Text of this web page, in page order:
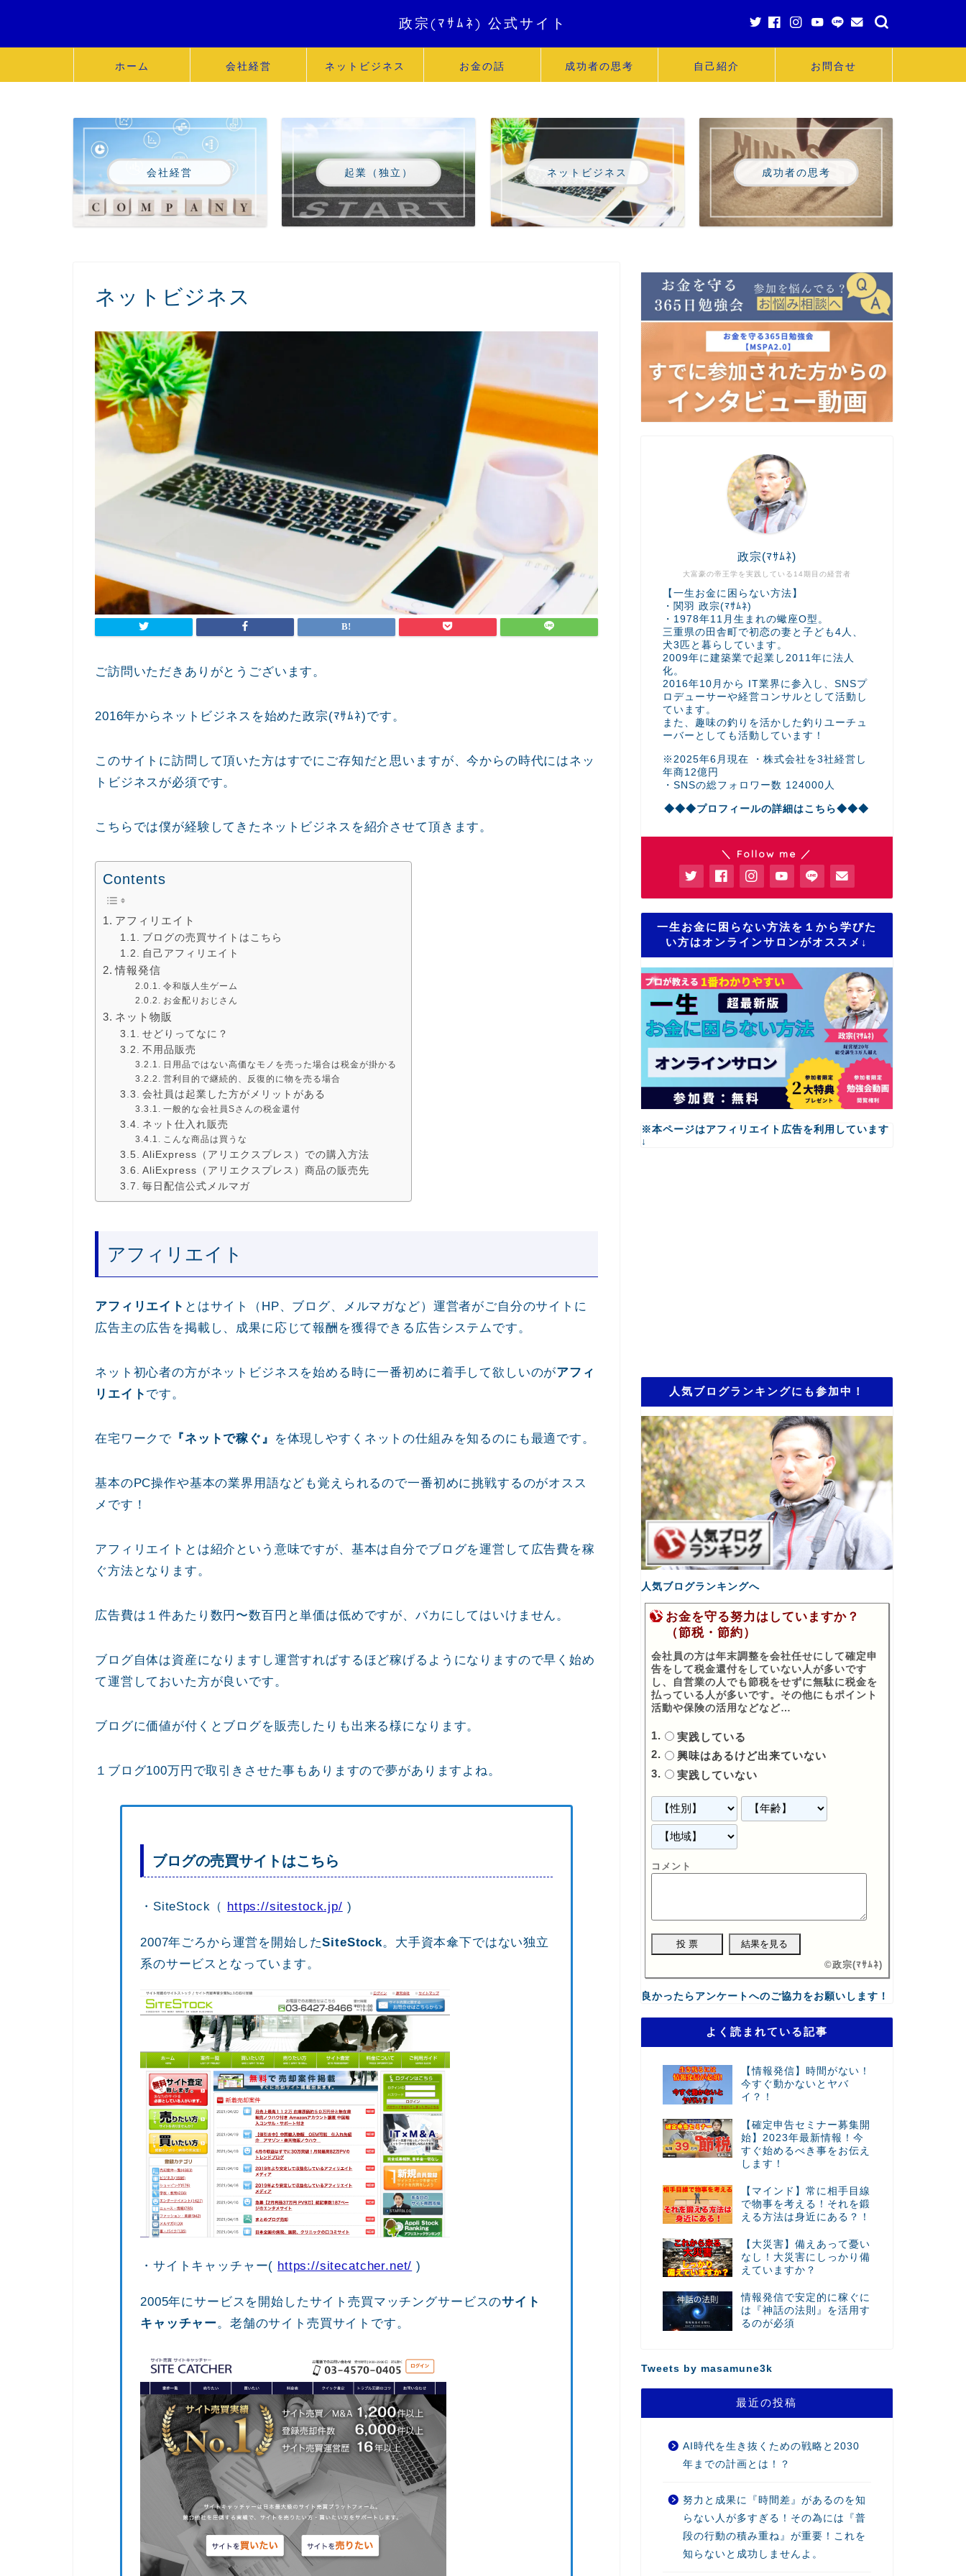
政宗(ﾏｻﾑﾈ) 公式サイト
ホーム 会社経営 ネットビジネス お金の話 成功者の思考 自己紹介 お問合せ
会社経営 起業（独立） ネットビジネス 成功者の思考
ネットビジネス
ご訪問いただきありがとうございます。
2016年からネットビジネスを始めた政宗(ﾏｻﾑﾈ)です。
このサイトに訪問して頂いた方はすでにご存知だと思いますが、今からの時代にはネッ
トビジネスが必須です。
こちらでは僕が経験してきたネットビジネスを紹介させて頂きます。
Contents
アフィリエイト
ブログの売買サイトはこちら
自己アフィリエイト
情報発信
令和版人生ゲーム
お金配りおじさん
ネット物販
せどりってなに？
不用品販売
日用品ではない高価なモノを売った場合は税金が掛かる
営利目的で継続的、反復的に物を売る場合
会社員は起業した方がメリットがある
一般的な会社員Sさんの税金還付
ネット仕入れ販売
こんな商品は買うな
AliExpress（アリエクスプレス）での購入方法
AliExpress（アリエクスプレス）商品の販売先
毎日配信公式メルマガ
アフィリエイト
アフィリエイト とはサイト（HP、ブログ、メルマガなど）運営者がご自分のサイトに
広告主の広告を掲載し、成果に応じて報酬を獲得できる広告システムです。
ネット初心者の方がネットビジネスを始める時に一番初めに着手して欲しいのがアフィ
リエイト です。
在宅ワークで 『ネットで稼ぐ』 を体現しやすくネットの仕組みを知るのにも最適です。
基本のPC操作や基本の業界用語なども覚えられるので一番初めに挑戦するのがオスス
メです！
アフィリエイトとは紹介という意味ですが、基本は自分でブログを運営して広告費を稼
ぐ方法となります。
広告費は１件あたり数円〜数百円と単価は低めですが、バカにしてはいけません。
ブログ自体は資産になりますし運営すればするほど稼げるようになりますので早く始め
て運営しておいた方が良いです。
ブログに価値が付くとブログを販売したりも出来る様になります。
１ブログ100万円で取引きさせた事もありますので夢がありますよね。
ブログの売買サイトはこちら
・SiteStock（ https://sitestock.jp/ )
2007年ごろから運営を開始したSiteStock。大手資本傘下ではない独立
系のサービスとなっています。
・サイトキャッチャー( https://sitecatcher.net/ )
2005年にサービスを開始したサイト売買マッチングサービスのサイト
キャッチャー。老舗のサイト売買サイトです。
大富豪の帝王学を実践している14期目の経営者
政宗(ﾏｻﾑﾈ)
【一生お金に困らない方法】
・関羽 政宗(ﾏｻﾑﾈ)
・1978年11月生まれの蠍座O型。
三重県の田舎町で初恋の妻と子ども4人、
犬3匹と暮らしています。
2009年に建築業で起業し2011年に法人
化。
2016年10月から IT業界に参入し、SNSプ
ロデューサーや経営コンサルとして活動し
ています。
また、趣味の釣りを活かした釣りユーチュ
ーバーとしても活動しています！
※2025年6月現在 ・株式会社を3社経営し
年商12億円
・SNSの総フォロワー数 124000人
◆◆◆プロフィールの詳細はこちら◆◆◆
＼ Follow me ／
一生お金に困らない方法を１から学びた
い方はオンラインサロンがオススメ↓
※本ページはアフィリエイト広告を利用しています
↓
人気ブログランキングにも参加中！
人気ブログランキングへ
お金を守る努力はしていますか？
（節税・節約）
会社員の方は年末調整を会社任せにして確定申
告をして税金還付をしていない人が多いです
し、自営業の人でも節税をせずに無駄に税金を
払っている人が多いです。その他にもポイント
活動や保険の活用などなど…
実践している
興味はあるけど出来ていない
実践していない
コメント
©政宗(ﾏｻﾑﾈ)
良かったらアンケートへのご協力をお願いします！
よく読まれている記事
【情報発信】時間がない！
今すぐ動かないとヤバ
イ？！
【確定申告セミナー募集開
始】2023年最新情報！今
すぐ始めるべき事をお伝え
します！
【マインド】常に相手目線
で物事を考える！それを鍛
える方法は身近にある？！
【大災害】備えあって憂い
なし！大災害にしっかり備
えていますか？
情報発信で安定的に稼ぐに
は『神話の法則』を活用す
るのが必須
Tweets by masamune3k
最近の投稿
AI時代を生き抜くための戦略と2030
年までの計画とは！？
努力と成果に『時間差』があるのを知
らない人が多すぎる！その為には『普
段の行動の積み重ね』が重要！これを
知らないと成功しませんよ。